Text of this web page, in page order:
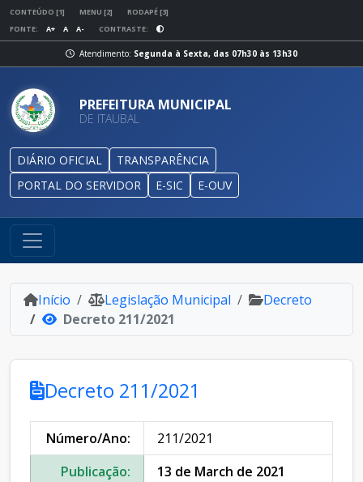
CONTEÚDO [1] MENU [2]
RODAPÉ [3]
FONTE:
A+ A A- CONTRASTE:
Atendimento: Segunda à Sexta, das 07h30 às 13h30
PREFEITURA MUNICIPAL
DE ITAUBAL
DIÁRIO OFICIAL
TRANSPARÊNCIA
PORTAL DO SERVIDOR
E-SIC E-OUV
Início Legislação Municipal
Decreto
Decreto 211/2021
Decreto 211/2021
Número/Ano:
211/2021
Publicação:
13 de March de 2021